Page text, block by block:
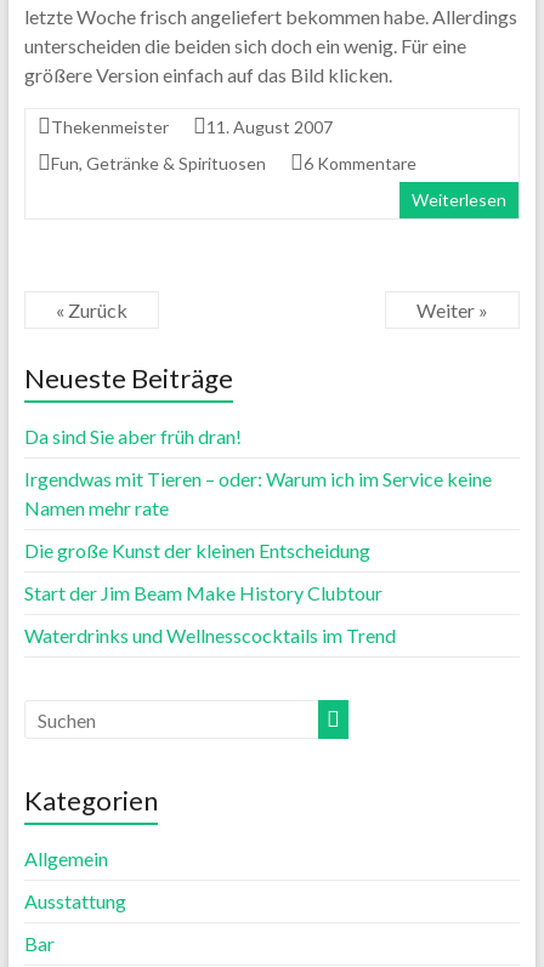
letzte Woche frisch angeliefert bekommen habe. Allerdings
unterscheiden die beiden sich doch ein wenig. Für eine
größere Version einfach auf das Bild klicken.
Thekenmeister
11. August 2007
Fun, Getränke & Spirituosen
6 Kommentare
Weiterlesen
« Zurück Weiter »
Neueste Beiträge
Da sind Sie aber früh dran!
Irgendwas mit Tieren – oder: Warum ich im Service keine
Namen mehr rate
Die große Kunst der kleinen Entscheidung
Start der Jim Beam Make History Clubtour
Waterdrinks und Wellnesscocktails im Trend
Kategorien
Allgemein
Ausstattung
Bar